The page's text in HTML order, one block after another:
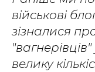
військові
зізналися
"вагнерівців"
велику